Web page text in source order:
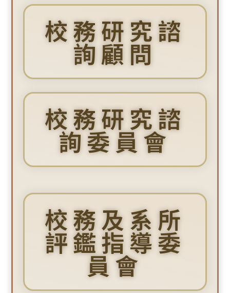
校務研究諮
詢顧問
校務研究諮
詢委員會
校務及系所
評鑑指導委
員會